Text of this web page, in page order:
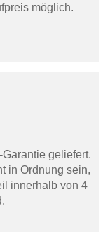
möglich.
geliefert.
in Ordnung sein,
innerhalb von 4